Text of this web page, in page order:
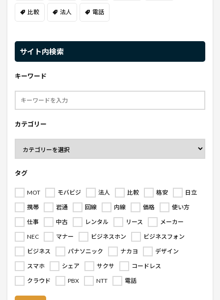
比較 法人 電話
サイト内検索
キーワード
カテゴリー
タグ
MOT モバビジ 法人 比較 格安
日立
携帯
岩通 回線 内線 価格
使い方
仕事
中古 レンタル リース
メーカー
NEC
マナー ビジネスホン
ビジネスフォン
ビジネス
パナソニック ナカヨ
デザイン
スマホ
シェア サクサ
コードレス
クラウド
PBX NTT 電話